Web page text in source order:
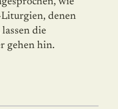
denen
die
gehen hin.